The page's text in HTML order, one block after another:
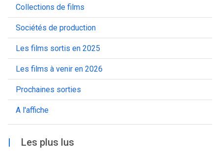
Collections de films
Sociétés de production
Les films sortis en 2025
Les films à venir en 2026
Prochaines sorties
A l'affiche
| Les plus lus